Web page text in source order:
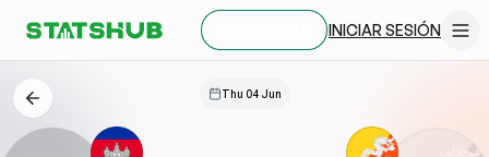
INICIAR SESIÓN
Thu 04 Jun